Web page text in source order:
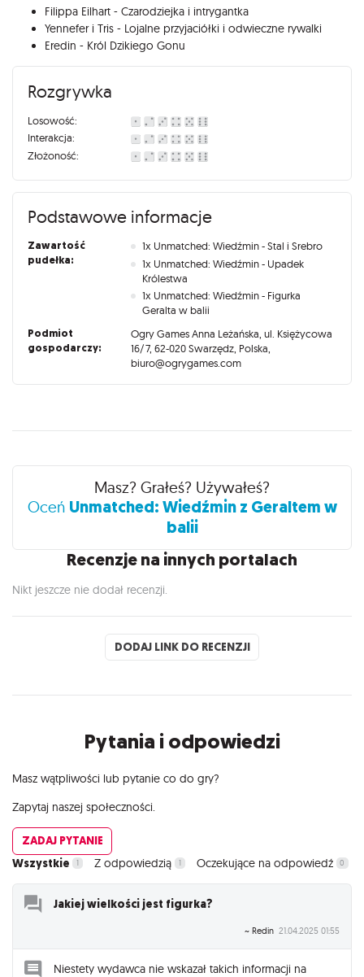
Filippa Eilhart - Czarodziejka i intrygantka
Yennefer i Tris - Lojalne przyjaciółki i odwieczne rywalki
Eredin - Król Dzikiego Gonu
Rozgrywka
Losowość:
Interakcja:
Złożoność:
Podstawowe informacje
Zawartość
pudełka:
1x Unmatched: Wiedźmin - Stal i Srebro
1x Unmatched: Wiedźmin - Upadek
Królestwa
1x Unmatched: Wiedźmin - Figurka
Geralta w balii
Podmiot
gospodarczy:
Ogry Games Anna Leżańska, ul. Księżycowa
16/7, 62-020 Swarzędz, Polska,
biuro@ogrygames.com
Recenzje
Masz? Grałeś? Używałeś?
Oceń Unmatched: Wiedźmin z Geraltem w
balii
Recenzje na innych portalach
Nikt jeszcze nie dodał recenzji.
DODAJ LINK DO RECENZJI
Pytania i odpowiedzi
Wszystkie 1 Z odpowiedzią 1 Oczekujące na odpowiedź 0
Jakiej wielkości jest figurka?
~ Redin 21.04.2025 01:55
Niestety wydawca nie wskazał takich informacji na
Masz wątpliwości lub pytanie co do gry?
Zapytaj naszej społeczności.
ZADAJ PYTANIE